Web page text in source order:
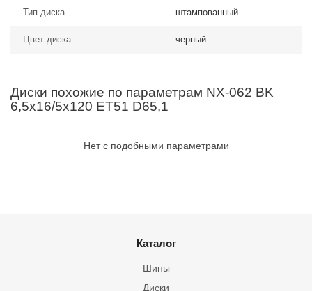
Тип диска штампованный
Цвет диска черный
Диски похожие по параметрам NX-062 BK
6,5x16/5x120 ET51 D65,1
Нет с подобными параметрами
Каталог
Шины
Диски